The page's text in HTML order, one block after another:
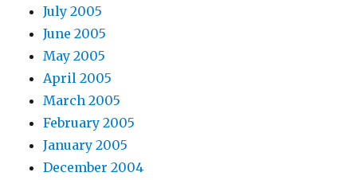
July 2005
June 2005
May 2005
April 2005
March 2005
February 2005
January 2005
December 2004